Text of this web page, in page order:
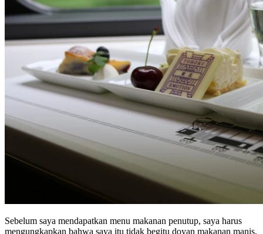
Sebelum saya mendapatkan menu makanan penutup, saya harus
mengungkapkan bahwa saya itu tidak begitu doyan makanan manis.